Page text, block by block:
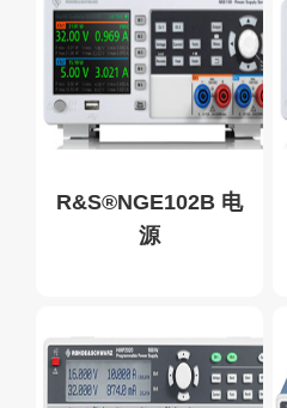
R&S®NGE102B 电
源